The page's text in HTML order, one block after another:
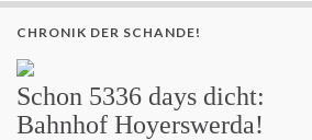
CHRONIK DER SCHANDE!
Schon 5336 days dicht:
Bahnhof Hoyerswerda!